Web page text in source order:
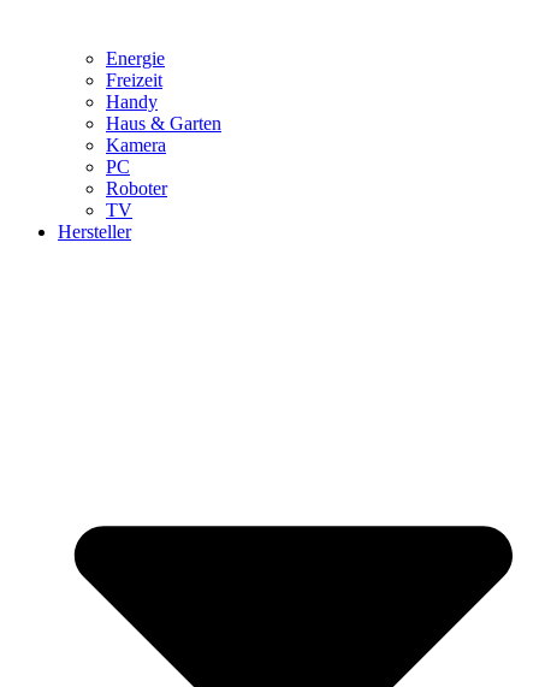
Energie
Freizeit
Handy
Haus & Garten
Kamera
PC
Roboter
TV
Hersteller